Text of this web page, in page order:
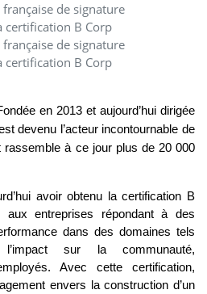
de signature
certification B Corp
de signature
certification B Corp
en 2013 et aujourd’hui dirigée
devenu l’acteur incontournable de
rassemble à ce jour plus de 20 000
avoir obtenu la certification B
entreprises répondant à des
dans des domaines tels
sur la communauté,
Avec cette certification,
envers la construction d’un